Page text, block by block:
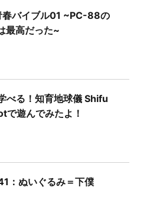
春バイブル01 ~PC-88の
最高だった~
べる！知育地球儀 Shifu
で遊んでみたよ！
：ぬいぐるみ＝下僕